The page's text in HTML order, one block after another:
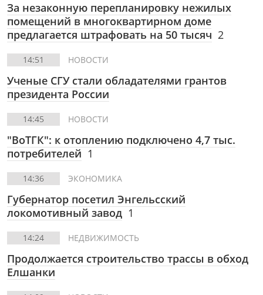
За незаконную перепланировку нежилых
помещений в многоквартирном доме
предлагается штрафовать на 50 тысяч 2
14:51 НОВОСТИ
Ученые СГУ стали обладателями грантов
президента России
14:45 НОВОСТИ
"ВоТГК": к отоплению подключено 4,7 тыс.
потребителей 1
14:36 ЭКОНОМИКА
Губернатор посетил Энгельсский
локомотивный завод 1
14:24 НЕДВИЖИМОСТЬ
Продолжается строительство трассы в обход
Елшанки